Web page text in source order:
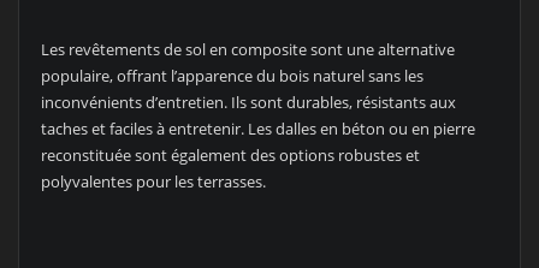
Les revêtements de sol en composite sont une alternative
populaire, offrant l’apparence du bois naturel sans les
inconvénients d’entretien. Ils sont durables, résistants aux
taches et faciles à entretenir. Les dalles en béton ou en pierre
reconstituée sont également des options robustes et
polyvalentes pour les terrasses.